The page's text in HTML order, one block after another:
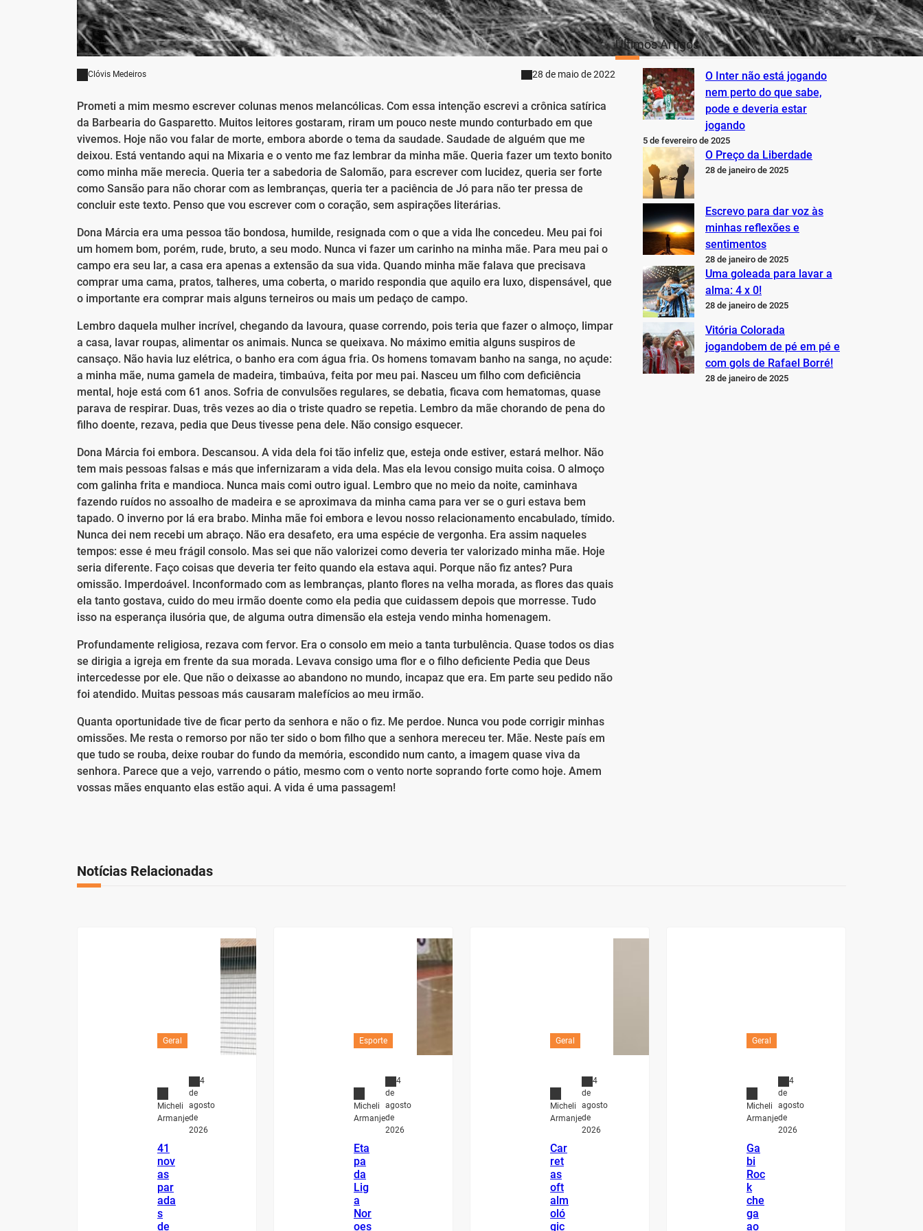
Clóvis Medeiros 28 de maio de 2022
Prometi a mim mesmo escrever colunas menos melancólicas. Com essa intenção escrevi a crônica satírica
da Barbearia do Gasparetto. Muitos leitores gostaram, riram um pouco neste mundo conturbado em que
vivemos. Hoje não vou falar de morte, embora aborde o tema da saudade. Saudade de alguém que me
deixou. Está ventando aqui na Mixaria e o vento me faz lembrar da minha mãe. Queria fazer um texto bonito
como minha mãe merecia. Queria ter a sabedoria de Salomão, para escrever com lucidez, queria ser forte
como Sansão para não chorar com as lembranças, queria ter a paciência de Jó para não ter pressa de
concluir este texto. Penso que vou escrever com o coração, sem aspirações literárias.
Dona Márcia era uma pessoa tão bondosa, humilde, resignada com o que a vida lhe concedeu. Meu pai foi
um homem bom, porém, rude, bruto, a seu modo. Nunca vi fazer um carinho na minha mãe. Para meu pai o
campo era seu lar, a casa era apenas a extensão da sua vida. Quando minha mãe falava que precisava
comprar uma cama, pratos, talheres, uma coberta, o marido respondia que aquilo era luxo, dispensável, que
o importante era comprar mais alguns terneiros ou mais um pedaço de campo.
Lembro daquela mulher incrível, chegando da lavoura, quase correndo, pois teria que fazer o almoço, limpar
a casa, lavar roupas, alimentar os animais. Nunca se queixava. No máximo emitia alguns suspiros de
cansaço. Não havia luz elétrica, o banho era com água fria. Os homens tomavam banho na sanga, no açude:
a minha mãe, numa gamela de madeira, timbaúva, feita por meu pai. Nasceu um filho com deficiência
mental, hoje está com 61 anos. Sofria de convulsões regulares, se debatia, ficava com hematomas, quase
parava de respirar. Duas, três vezes ao dia o triste quadro se repetia. Lembro da mãe chorando de pena do
filho doente, rezava, pedia que Deus tivesse pena dele. Não consigo esquecer.
Dona Márcia foi embora. Descansou. A vida dela foi tão infeliz que, esteja onde estiver, estará melhor. Não
tem mais pessoas falsas e más que infernizaram a vida dela. Mas ela levou consigo muita coisa. O almoço
com galinha frita e mandioca. Nunca mais comi outro igual. Lembro que no meio da noite, caminhava
fazendo ruídos no assoalho de madeira e se aproximava da minha cama para ver se o guri estava bem
tapado. O inverno por lá era brabo. Minha mãe foi embora e levou nosso relacionamento encabulado, tímido.
Nunca dei nem recebi um abraço. Não era desafeto, era uma espécie de vergonha. Era assim naqueles
tempos: esse é meu frágil consolo. Mas sei que não valorizei como deveria ter valorizado minha mãe. Hoje
seria diferente. Faço coisas que deveria ter feito quando ela estava aqui. Porque não fiz antes? Pura
omissão. Imperdoável. Inconformado com as lembranças, planto flores na velha morada, as flores das quais
ela tanto gostava, cuido do meu irmão doente como ela pedia que cuidassem depois que morresse. Tudo
isso na esperança ilusória que, de alguma outra dimensão ela esteja vendo minha homenagem.
Profundamente religiosa, rezava com fervor. Era o consolo em meio a tanta turbulência. Quase todos os dias
se dirigia a igreja em frente da sua morada. Levava consigo uma flor e o filho deficiente Pedia que Deus
intercedesse por ele. Que não o deixasse ao abandono no mundo, incapaz que era. Em parte seu pedido não
foi atendido. Muitas pessoas más causaram malefícios ao meu irmão.
Quanta oportunidade tive de ficar perto da senhora e não o fiz. Me perdoe. Nunca vou pode corrigir minhas
omissões. Me resta o remorso por não ter sido o bom filho que a senhora mereceu ter. Mãe. Neste país em
que tudo se rouba, deixe roubar do fundo da memória, escondido num canto, a imagem quase viva da
senhora. Parece que a vejo, varrendo o pátio, mesmo com o vento norte soprando forte como hoje. Amem
vossas mães enquanto elas estão aqui. A vida é uma passagem!
Últimos Artigos
O Inter não está jogando
nem perto do que sabe,
pode e deveria estar
jogando
5 de fevereiro de 2025
O Preço da Liberdade
28 de janeiro de 2025
Escrevo para dar voz às
minhas reflexões e
sentimentos
28 de janeiro de 2025
Uma goleada para lavar a
alma: 4 x 0!
28 de janeiro de 2025
Vitória Colorada
jogandobem de pé em pé e
com gols de Rafael Borré!
28 de janeiro de 2025
Notícias Relacionadas
Geral
Micheli
Armanje
4
de
agosto
de
2026
41
nov
as
par
ada
s
de
Esporte
Micheli
Armanje
4
de
agosto
de
2026
Eta
pa
da
Lig
a
Nor
oes
Geral
Micheli
Armanje
4
de
agosto
de
2026
Car
ret
as
oft
alm
oló
gic
Geral
Micheli
Armanje
4
de
agosto
de
2026
Ga
bi
Roc
k
che
ga
ao